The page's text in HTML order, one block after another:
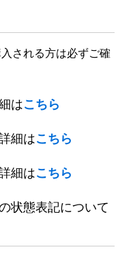
される方は必ずご確
はこちら
細はこちら
細はこちら
状態表記について